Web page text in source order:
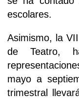
escolares.
Asimismo, la
de Teatro,
mayo a
trimestral